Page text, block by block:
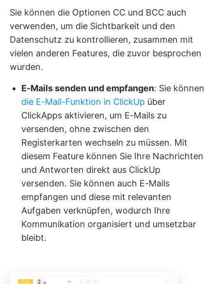
Sie können die Optionen CC und BCC auch
verwenden, um die Sichtbarkeit und den
Datenschutz zu kontrollieren, zusammen mit
vielen anderen Features, die zuvor besprochen
wurden.
E-Mails senden und empfangen: Sie können
die E-Mail-Funktion in ClickUp über
ClickApps aktivieren, um E-Mails zu
versenden, ohne zwischen den
Registerkarten wechseln zu müssen. Mit
diesem Feature können Sie Ihre Nachrichten
und Antworten direkt aus ClickUp
versenden. Sie können auch E-Mails
empfangen und diese mit relevanten
Aufgaben verknüpfen, wodurch Ihre
Kommunikation organisiert und umsetzbar
bleibt.